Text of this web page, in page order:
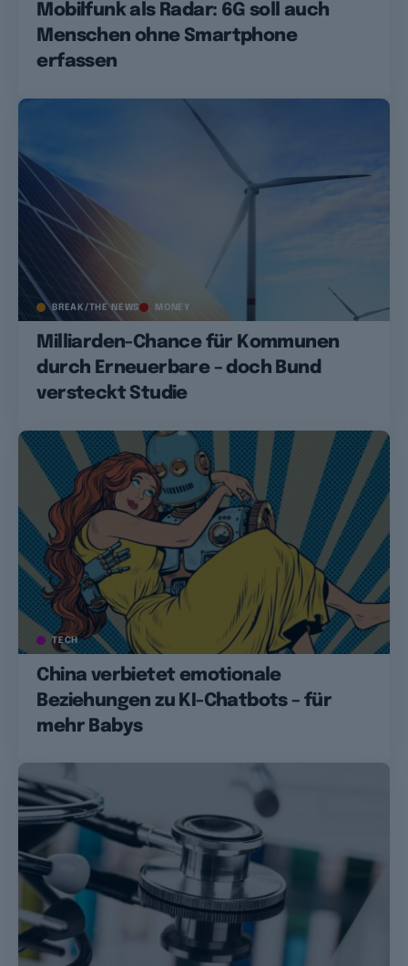
Mobilfunk als Radar: 6G soll auch
Menschen ohne Smartphone
erfassen
BREAK/THE NEWS MONEY
Milliarden-Chance für Kommunen
durch Erneuerbare – doch Bund
versteckt Studie
TECH
China verbietet emotionale
Beziehungen zu KI-Chatbots – für
mehr Babys